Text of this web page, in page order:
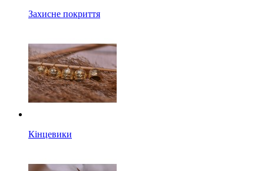
Захисне покриття
Кінцевики